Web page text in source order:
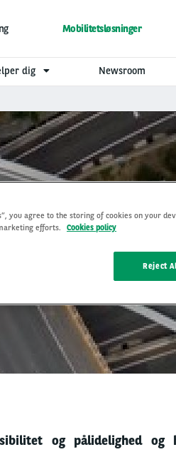
Mobilitetsløsninger
dig Newsroom
og pålidelighed
you agree to the storing of cookies on your
efforts.
Cookies policy
Reject